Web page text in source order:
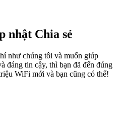
nhật Chia sẻ
như chúng tôi và muốn giúp
đáng tin cậy, thì bạn đã đến đúng
WiFi mới và bạn cũng có thể!